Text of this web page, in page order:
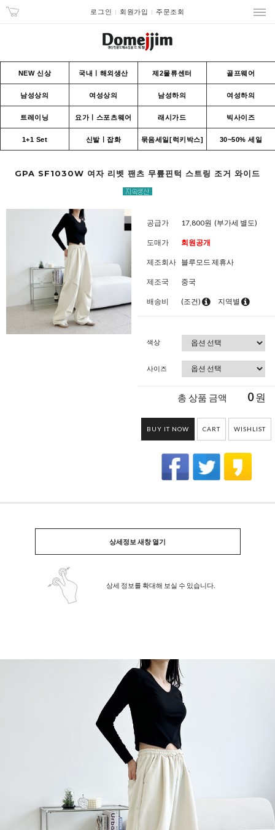
로그인 회원가입 주문조회
NEW 신상 국내ㅣ해외생산 제2물류센터 골프웨어
남성상의 여성상의 남성하의 여성하의
트레이닝 요가ㅣ스포츠웨어 래시가드 빅사이즈
1+1 Set 신발ㅣ잡화 묶음세일[럭키박스] 30~50% 세일
GPA SF1030W 여자 리벳 팬츠 무릎핀턱 스트링 조거 와이드
공급가 17,800원 (부가세 별도)
도매가 회원공개
제조회사 블루모드 제휴사
제조국 중국
배송비 (조건) 지역별
색상
사이즈
총 상품 금액 0원
BUY IT NOW CART WISHLIST
상세정보 새창 열기
상세 정보를 확대해 보실 수 있습니다.